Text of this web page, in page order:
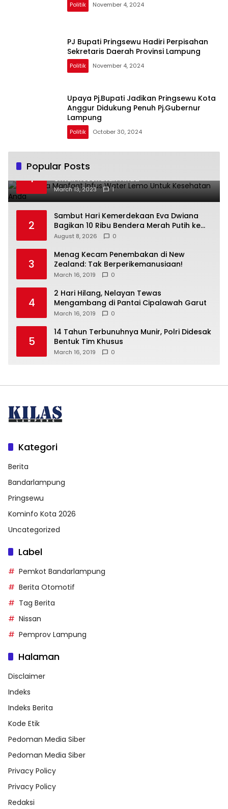
Politik November 4, 2024
PJ Bupati Pringsewu Hadiri Perpisahan
Sekretaris Daerah Provinsi Lampung
Politik November 4, 2024
Upaya Pj.Bupati Jadikan Pringsewu Kota
Anggur Didukung Penuh Pj.Gubernur
Lampung
Politik October 30, 2024
Popular Posts
1
Beberapa Manfaat Infus Water Lemo
Untuk Kesehatan Anda
March 13, 2023 1
2
Sambut Hari Kemerdekaan Eva Dwiana
Bagikan 10 Ribu Bendera Merah Putih ke
Warga
August 8, 2026 0
3
Menag Kecam Penembakan di New
Zealand: Tak Berperikemanusiaan!
March 16, 2019 0
4
2 Hari Hilang, Nelayan Tewas
Mengambang di Pantai Cipalawah Garut
March 16, 2019 0
5
14 Tahun Terbunuhnya Munir, Polri Didesak
Bentuk Tim Khusus
March 16, 2019 0
Kategori
Berita
Bandarlampung
Pringsewu
Kominfo Kota 2026
Uncategorized
Label
Pemkot Bandarlampung
Berita Otomotif
Tag Berita
Nissan
Pemprov Lampung
Halaman
Disclaimer
Indeks
Indeks Berita
Kode Etik
Pedoman Media Siber
Pedoman Media Siber
Privacy Policy
Privacy Policy
Redaksi